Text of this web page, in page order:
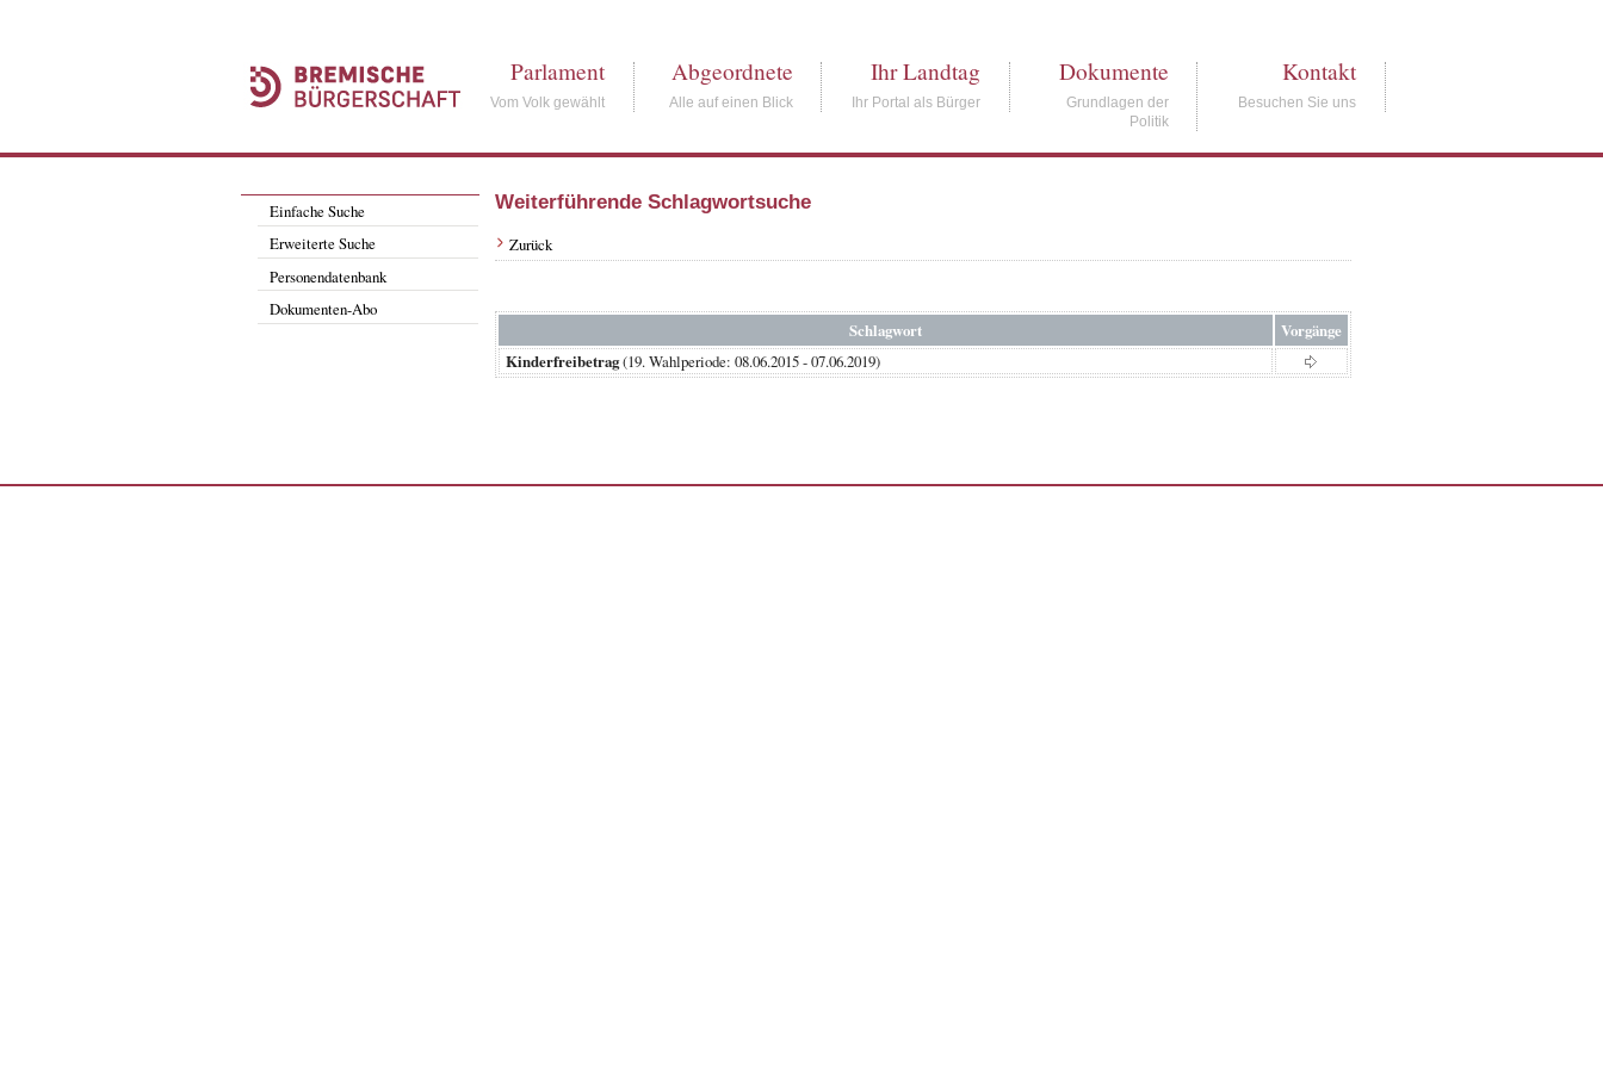
Parlament
Vom Volk gewählt
Abgeordnete
Alle auf einen Blick
Ihr Landtag
Ihr Portal als Bürger
Dokumente
Grundlagen der
Politik
Kontakt
Besuchen Sie uns
Einfache Suche
Erweiterte Suche
Personendatenbank
Dokumenten-Abo
Weiterführende Schlagwortsuche
Zurück
Schlagwort
Vorgänge
Kinderfreibetrag(19. Wahlperiode: 08.06.2015 - 07.06.2019)